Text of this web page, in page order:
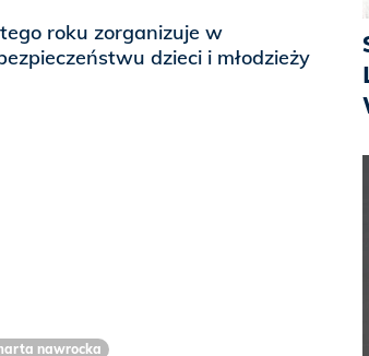
roku zorganizuje w
dzieci i młodzieży
nawrocka